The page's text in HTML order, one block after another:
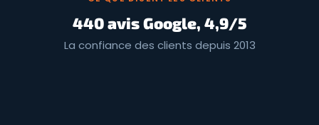
440 avis Google, 4,9/5
La confiance des clients depuis 2013